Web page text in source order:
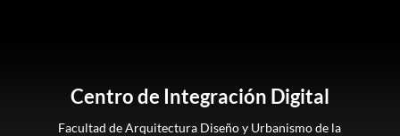
Centro de Integración Digital
Facultad de Arquitectura Diseño y Urbanismo de la